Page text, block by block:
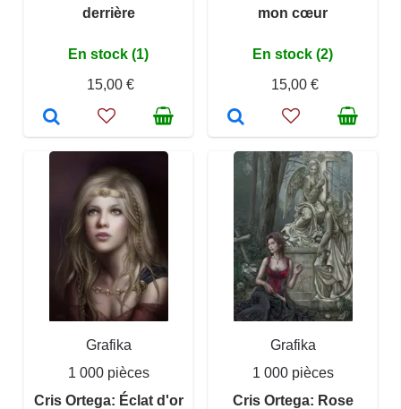
derrière
En stock (1)
15,00 €
mon cœur
En stock (2)
15,00 €
Grafika
1 000 pièces
Cris Ortega: Éclat d'or
Grafika
1 000 pièces
Cris Ortega: Rose